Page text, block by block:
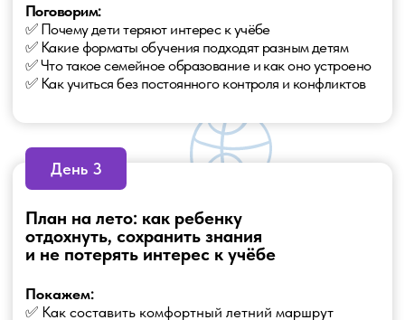
Внутри:
✅ Записи эфиров на 3 месяца
✅ Чек-листы для родителей
✅ Готовый летний план обучения
✅ Шаблон комфортного расписания
✅ Список книг по возрастам
✅ Мини-гайд по семейному обучению
490 руб.
1990 руб.
ПРИОБРЕСТИ ПРАКТИЧЕСКИЙ ПАКЕТ
🎁 Всё в одном пакете — чтобы не искать
информацию по кусочкам